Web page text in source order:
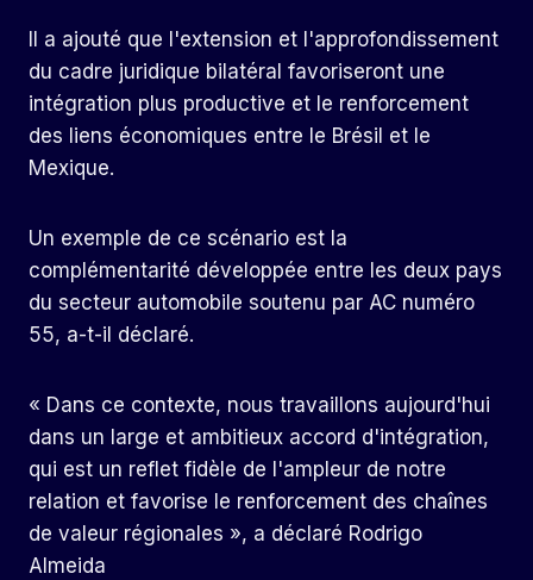
Il a ajouté que l'extension et l'approfondissement
du cadre juridique bilatéral favoriseront une
intégration plus productive et le renforcement
des liens économiques entre le Brésil et le
Mexique.
Un exemple de ce scénario est la
complémentarité développée entre les deux pays
du secteur automobile soutenu par AC numéro
55, a-t-il déclaré.
« Dans ce contexte, nous travaillons aujourd'hui
dans un large et ambitieux accord d'intégration,
qui est un reflet fidèle de l'ampleur de notre
relation et favorise le renforcement des chaînes
de valeur régionales », a déclaré Rodrigo
Almeida